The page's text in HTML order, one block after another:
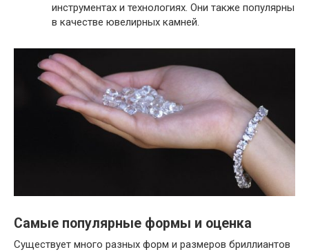
инструментах и технологиях. Они также популярны
в качестве ювелирных камней.
Самые популярные формы и оценка
Существует много разных форм и размеров бриллиантов